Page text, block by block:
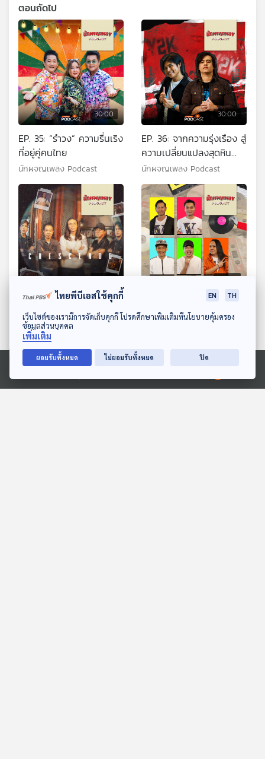
ดาวน์โหลด Thai PBS Podcast Application
Ⓒ 2020 องค์การกระจายเสียงและแพร่ภาพสาธารณะแห่งประเทศไทย
ตอนถัดไป
30:00
EP. 35: “รำวง” ความรื่นเริง
ที่อยู่คู่คนไทย
นักผจญเพลง Podcast
30:00
EP. 36: จากความรุ่งเรือง สู่
ความเปลี่ยนแปลงสุดหิน
ของศิลปินยุค 2000
นักผจญเพลง Podcast
30:00
EP. 37: Crescendo เติบโต
พร้อมความเปลี่ยนแปลง
นักผจญเพลง Podcast
30:00
EP. 38: วาสนา วงสุดเปรี้ยว
แห่งยุคอัลเทอร์เททีฟ
ตอนที่เกี่ยวข้อง
ไทยพีบีเอสใช้คุกกี้ EN TH
เว็บไซต์ของเรามีการจัดเก็บคุกกี้ โปรดศึกษาเพิ่มเติมที่นโยบายคุ้มครอง
ข้อมูลส่วนบุคคล
เพิ่มเติม
ยอมรับทั้งหมด ไม่ยอมรับทั้งหมด ปิด